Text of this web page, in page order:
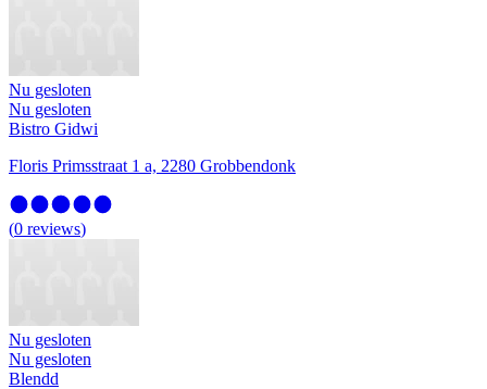
Nu gesloten
Nu gesloten
Bistro Gidwi
Floris Primsstraat 1 a, 2280 Grobbendonk
(0 reviews)
Nu gesloten
Nu gesloten
Blendd